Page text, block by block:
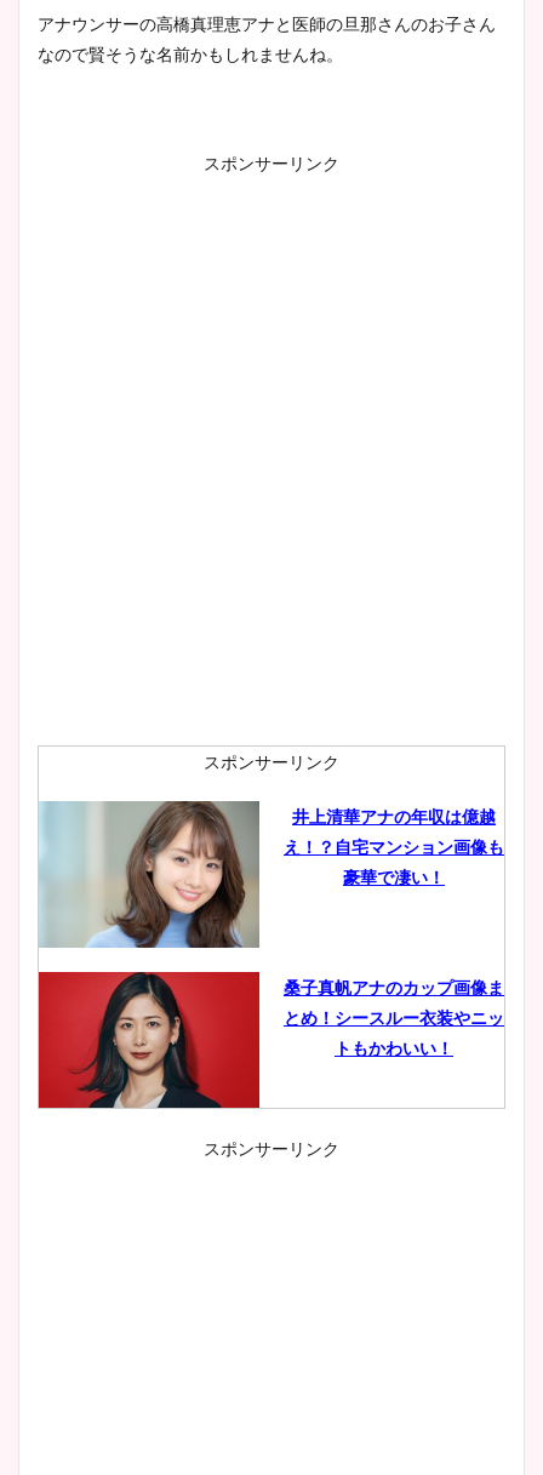
アナウンサーの高橋真理恵アナと医師の旦那さんのお子さん
なので賢そうな名前かもしれませんね。
スポンサーリンク
スポンサーリンク
井上清華アナの年収は億越
え！？自宅マンション画像も
豪華で凄い！
桑子真帆アナのカップ画像ま
とめ！シースルー衣装やニッ
トもかわいい！
小室瑛莉子のカップ画像まと
スポンサーリンク